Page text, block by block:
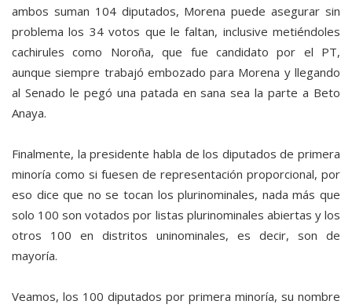
ambos suman 104 diputados, Morena puede asegurar sin
problema los 34 votos que le faltan, inclusive metiéndoles
cachirules como Noroña, que fue candidato por el PT,
aunque siempre trabajó embozado para Morena y llegando
al Senado le pegó una patada en sana sea la parte a Beto
Anaya.
Finalmente, la presidente habla de los diputados de primera
minoría como si fuesen de representación proporcional, por
eso dice que no se tocan los plurinominales, nada más que
solo 100 son votados por listas plurinominales abiertas y los
otros 100 en distritos uninominales, es decir, son de
mayoría.
Veamos, los 100 diputados por primera minoría, su nombre